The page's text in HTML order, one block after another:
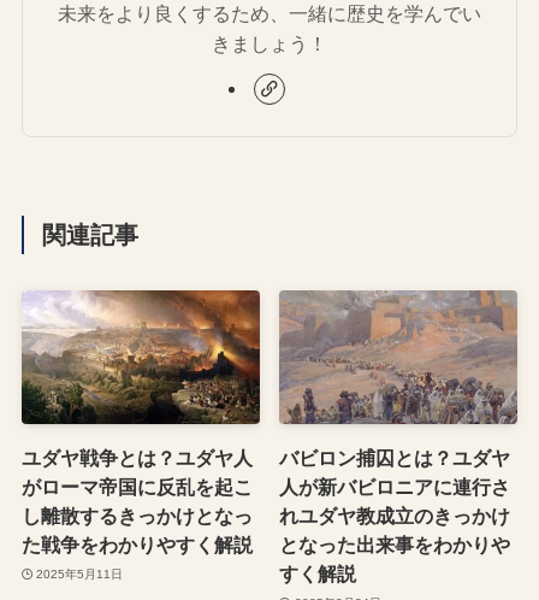
未来をより良くするため、一緒に歴史を学んでい
きましょう！
関連記事
ユダヤ戦争とは？ユダヤ人
がローマ帝国に反乱を起こ
し離散するきっかけとなっ
た戦争をわかりやすく解説
2025年5月11日
バビロン捕囚とは？ユダヤ
人が新バビロニアに連行さ
れユダヤ教成立のきっかけ
となった出来事をわかりや
すく解説